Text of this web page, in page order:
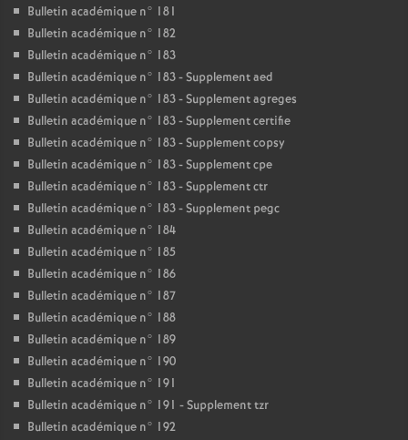
Bulletin académique n° 181
Bulletin académique n° 182
Bulletin académique n° 183
Bulletin académique n° 183 - Supplement aed
Bulletin académique n° 183 - Supplement agreges
Bulletin académique n° 183 - Supplement certifie
Bulletin académique n° 183 - Supplement copsy
Bulletin académique n° 183 - Supplement cpe
Bulletin académique n° 183 - Supplement ctr
Bulletin académique n° 183 - Supplement pegc
Bulletin académique n° 184
Bulletin académique n° 185
Bulletin académique n° 186
Bulletin académique n° 187
Bulletin académique n° 188
Bulletin académique n° 189
Bulletin académique n° 190
Bulletin académique n° 191
Bulletin académique n° 191 - Supplement tzr
Bulletin académique n° 192